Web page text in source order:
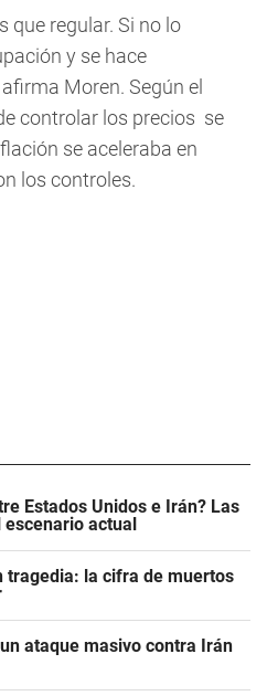
que regular. Si no lo
y se hace
Moren. Según el
controlar los precios se
se aceleraba en
los controles.
Estados Unidos e Irán? Las
actual
tragedia: la cifra de muertos
ataque masivo contra Irán